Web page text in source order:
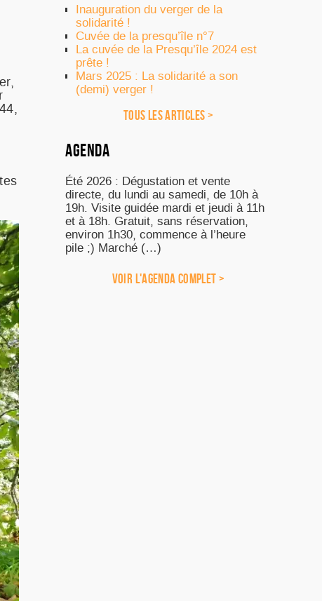
Inauguration du verger de la
solidarité !
Cuvée de la presqu’île n°7
La cuvée de la Presqu’île 2024 est
prête !
Mars 2025 : La solidarité a son
(demi) verger !
TOUS LES ARTICLES >
AGENDA
Été 2026 : Dégustation et vente
directe, du lundi au samedi, de 10h à
19h. Visite guidée mardi et jeudi à 11h
et à 18h. Gratuit, sans réservation,
environ 1h30, commence à l’heure
pile ;) Marché (…)
VOIR L'AGENDA COMPLET >